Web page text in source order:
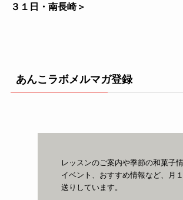
３１日・南長崎＞
あんこラボメルマガ登録
レッスンのご案内や季節の和菓子情
イベント、おすすめ情報など、月
送りしています。